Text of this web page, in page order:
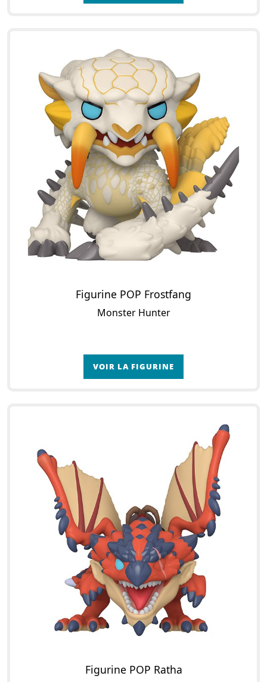
Figurine POP Frostfang
Monster Hunter
VOIR LA FIGURINE
Figurine POP Ratha